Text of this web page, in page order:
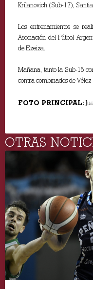
Krilanovich (Sub-17),
Los entrenamientos se
Asociación del Fútbol
de Ezeiza.
Mañana, tanto la Sub-15
contra combinados de Vélez
FOTO PRINCIPAL:
OTRAS